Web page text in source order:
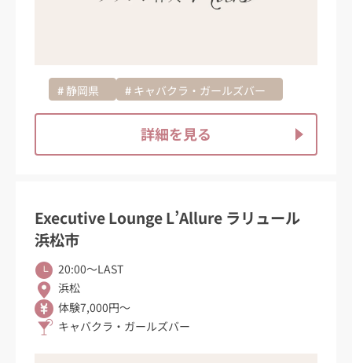
静岡県 キャバクラ・ガールズバー
詳細を見る
Executive Lounge L’Allure ラリュール
浜松市
20:00〜LAST
浜松
体験7,000円～
キャバクラ・ガールズバー